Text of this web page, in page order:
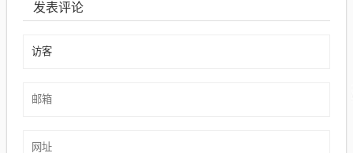
发表评论